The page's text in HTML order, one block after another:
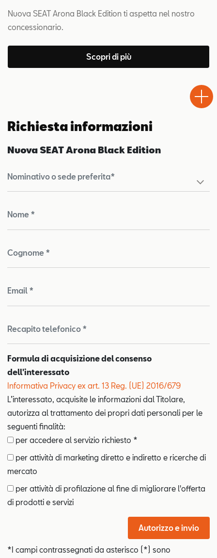
Nuova SEAT Arona Black Edition ti aspetta nel nostro
concessionario.
Scopri di più
Richiesta informazioni
Nuova SEAT Arona Black Edition
Nominativo o sede preferita*
Nome *
Cognome *
Email *
Recapito telefonico *
Formula di acquisizione del consenso
dell'interessato
Informativa Privacy ex art. 13 Reg. (UE) 2016/679
L’interessato, acquisite le informazioni dal Titolare,
autorizza al trattamento dei propri dati personali per le
seguenti finalità:
per accedere al servizio richiesto *
per attività di marketing diretto e indiretto e ricerche di
mercato
per attività di profilazione al fine di migliorare l'offerta
di prodotti e servizi
Autorizzo e invio
*I campi contrassegnati da asterisco (*) sono
Drive
Chiama